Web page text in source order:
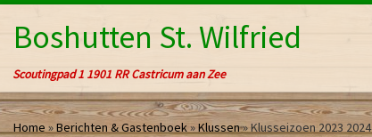
Ga naar inhoud
Boshutten St. Wilfried
Scoutingpad 1 1901 RR Castricum aan Zee
Home »Berichten & Gastenboek»Klussen»Klusseizoen 2023 2024